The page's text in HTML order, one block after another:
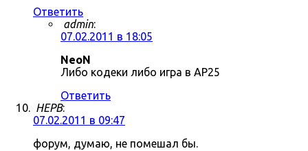
Ответить
admin:
07.02.2011 в 18:05
NeoN
Либо кодеки либо игра в AP25
Ответить
HEPB:
07.02.2011 в 09:47
форум, думаю, не помешал бы.